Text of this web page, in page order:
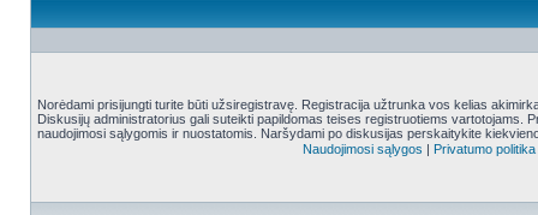
Norėdami prisijungti turite būti užsiregistravę. Registracija užtrunka vos kelias
Diskusijų administratorius gali suteikti papildomas teises registruotiems vartotojams.
naudojimosi sąlygomis ir nuostatomis. Naršydami po diskusijas perskaitykite
Naudojimosi sąlygos | Privatumo politika